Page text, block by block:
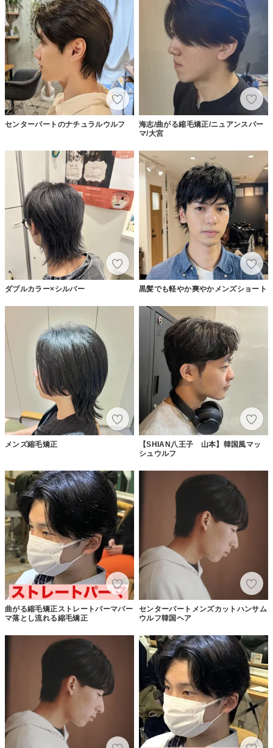
センターパートのナチュラルウルフ
海志/曲がる縮毛矯正/ニュアンスパー
マ/大宮
ダブルカラー×シルバー 黒髪でも軽やか爽やかメンズショート
メンズ縮毛矯正
【SHIAN八王子 山本】韓国風マッ
シュウルフ
曲がる縮毛矯正ストレートパーマパー
マ落とし流れる縮毛矯正
センターパートメンズカットハンサム
ウルフ韓国ヘア